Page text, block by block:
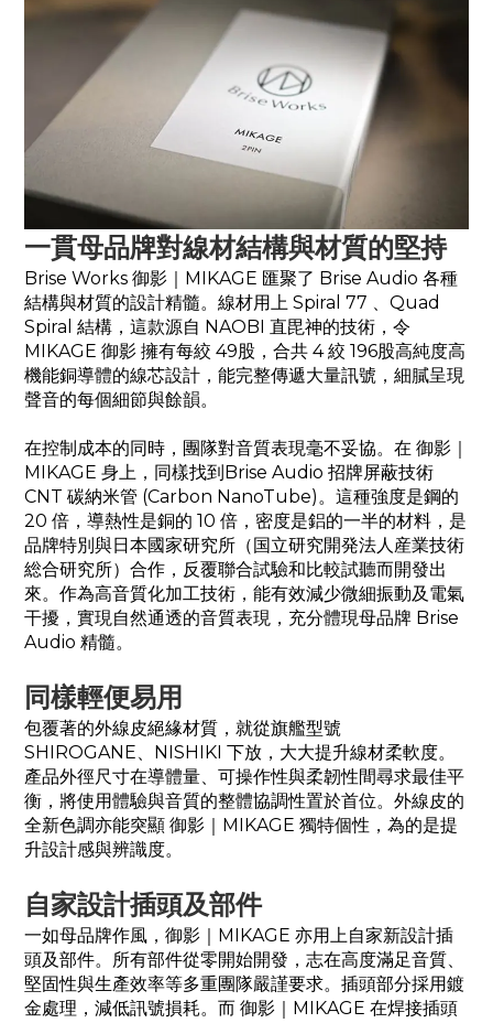
一貫母品牌對線材結構與材質的堅持
Brise Works 御影｜ MIKAGE 匯聚了 Brise Audio 各種
結構與材質的設計精髓。線材用上 Spiral 77 、Quad
Spiral 結構，這款源自 NAOBI 直毘神的技術，令
MIKAGE 御影 擁有每絞 49股，合共 4 絞 196股高純度高
機能銅導體的線芯設計，能完整傳遞大量訊號，細膩呈現
聲音的每個細節與餘韻。
在控制成本的同時，團隊對音質表現毫不妥協。在 御影｜
MIKAGE 身上，同樣找到Brise Audio 招牌屏蔽技術
CNT 碳納米管 (Carbon NanoTube)。這種強度是鋼的
20 倍，導熱性是銅的 10 倍，密度是鋁的一半的材料，是
品牌特別與日本國家研究所（国立研究開発法人産業技術
総合研究所）合作，反覆聯合試驗和比較試聽而開發出
來。作為高音質化加工技術，能有效減少微細振動及電氣
干擾，實現自然通透的音質表現，充分體現母品牌 Brise
Audio 精髓。
同樣輕便易用
包覆著的外線皮絕緣材質，就從旗艦型號
SHIROGANE、NISHIKI 下放，大大提升線材柔軟度。
產品外徑尺寸在導體量、可操作性與柔韌性間尋求最佳平
衡，將使用體驗與音質的整體協調性置於首位。外線皮的
全新色調亦能突顯 御影｜ MIKAGE 獨特個性，為的是提
升設計感與辨識度。
自家設計插頭及部件
一如母品牌作風，御影｜ MIKAGE 亦用上自家新設計插
頭及部件。所有部件從零開始開發，志在高度滿足音質、
堅固性與生產效率等多重團隊嚴謹要求。插頭部分採用鍍
金處理，減低訊號損耗。而 御影｜ MIKAGE 在焊接插頭